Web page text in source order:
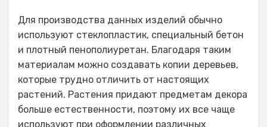
Для производства данных изделий обычно
используют стеклопластик, специальный бетон
и плотный пенополиуретан. Благодаря таким
материалам можно создавать копии деревьев,
которые трудно отличить от настоящих
растений. Растения придают предметам декора
больше естественности, поэтому их все чаще
используют при оформлении различных